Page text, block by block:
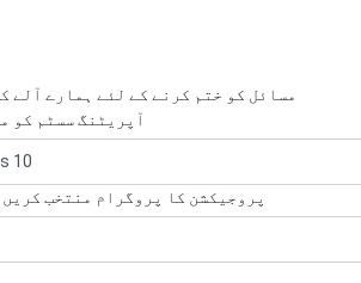
مسائل کو ختم کرنے کے لئے ہمارے آلے
آپریٹنگ سسٹم کو
پروجیکشن کا پروگرام منتخب